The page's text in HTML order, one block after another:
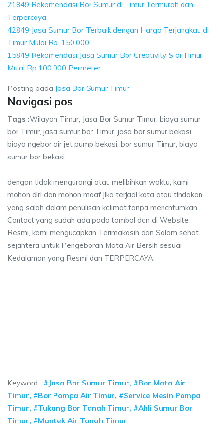
21849 Rekomendasi Bor Sumur di Timur Termurah dan
Terpercaya
42849 Jasa Sumur Bor Terbaik dengan Harga Terjangkau di
Timur Mulai Rp. 150.000
15849 Rekomendasi Jasa Sumur Bor Creativity S di Timur
Mulai Rp 100.000 Permeter
Posting pada Jasa Bor Sumur Timur
Navigasi pos
Tags :Wilayah Timur, Jasa Bor Sumur Timur, biaya sumur
bor Timur, jasa sumur bor Timur, jasa bor sumur bekasi,
biaya ngebor air jet pump bekasi, bor sumur Timur, biaya
sumur bor bekasi.
dengan tidak mengurangi atau melibihkan waktu, kami
mohon diri dan mohon maaf jika terjadi kata atau tindakan
yang salah dalam penulisan kalimat tanpa mencntumkan
Contact yang sudah ada pada tombol dan di Website
Resmi, kami mengucapkan Terimakasih dan Salam sehat
sejahtera untuk Pengeboran Mata Air Bersih sesuai
Kedalaman yang Resmi dan TERPERCAYA.
Keyword : #Jasa Bor Sumur Timur, #Bor Mata Air
Timur, #Bor Pompa Air Timur, #Service Mesin Pompa
Timur, #Tukang Bor Tanah Timur, #Ahli Sumur Bor
Timur, #Mantek Air Tanah Timur